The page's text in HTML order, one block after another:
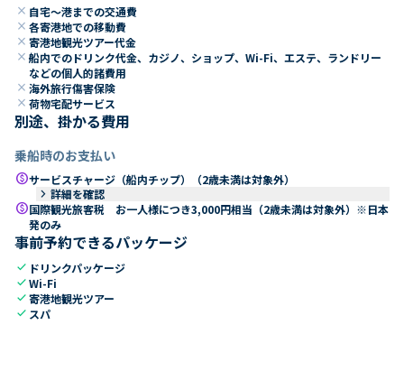
close 自宅～港までの交通費
close 各寄港地での移動費
close 寄港地観光ツアー代金
close 船内でのドリンク代金、カジノ、ショップ、Wi-Fi、エステ、ランドリー
などの個人的諸費用
close 海外旅行傷害保険
close 荷物宅配サービス
別途、掛かる費用
乗船時のお支払い
paidサービスチャージ（船内チップ）（2歳未満は対象外）
keyboard_arrow_right 詳細を確認
paid国際観光旅客税 お一人様につき3,000円相当（2歳未満は対象外）※日本
発のみ
事前予約できるパッケージ
check ドリンクパッケージ
checkWi-Fi
check寄港地観光ツアー
check スパ